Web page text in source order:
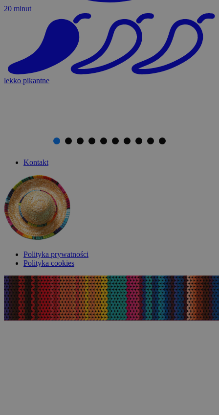
20 minut
lekko pikantne
Kontakt
Polityka prywatności
Polityka cookies